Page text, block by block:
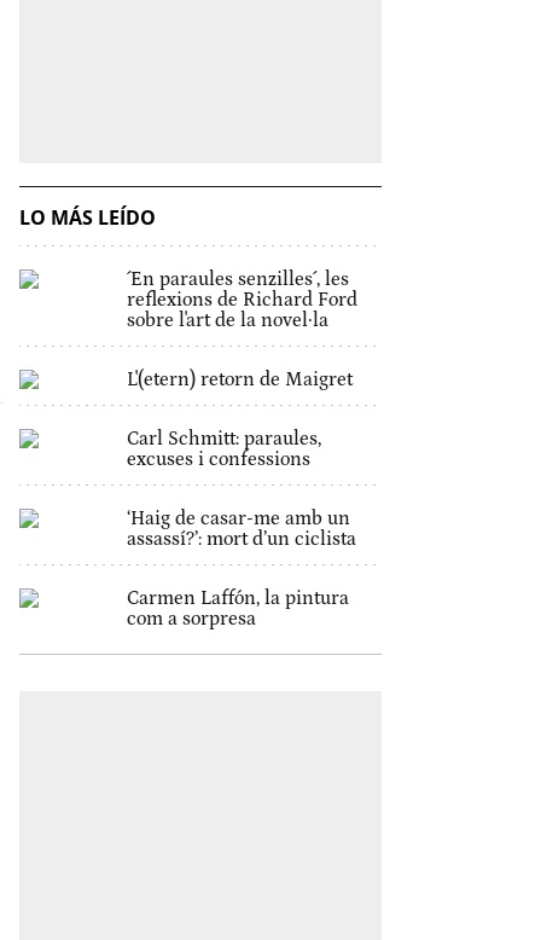
LO MÁS LEÍDO
´En paraules senzilles´, les
reflexions de Richard Ford
sobre l'art de la novel·la
L'(etern) retorn de Maigret
Carl Schmitt: paraules,
excuses i confessions
‘Haig de casar-me amb un
assassí?’: mort d’un ciclista
Carmen Laffón, la pintura
com a sorpresa